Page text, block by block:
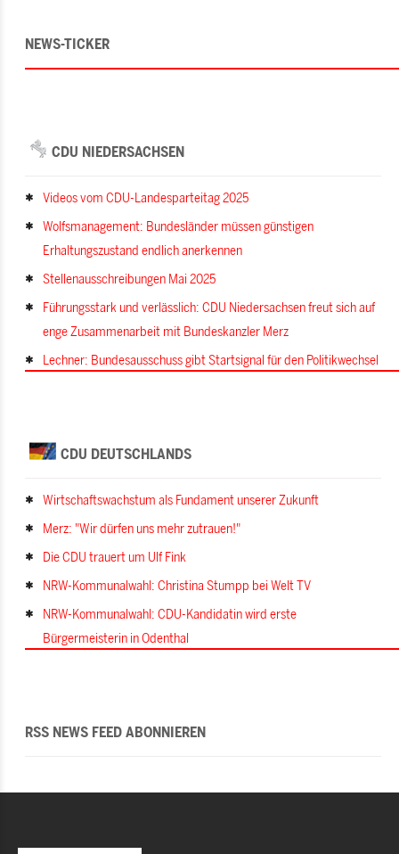
NEWS-TICKER
CDU NIEDERSACHSEN
Videos vom CDU-Landesparteitag 2025
Wolfsmanagement: Bundesländer müssen günstigen
Erhaltungszustand endlich anerkennen
Stellenausschreibungen Mai 2025
Führungsstark und verlässlich: CDU Niedersachsen freut sich auf
enge Zusammenarbeit mit Bundeskanzler Merz
Lechner: Bundesausschuss gibt Startsignal für den Politikwechsel
CDU DEUTSCHLANDS
Wirtschaftswachstum als Fundament unserer Zukunft
Merz: "Wir dürfen uns mehr zutrauen!"
Die CDU trauert um Ulf Fink
NRW-Kommunalwahl: Christina Stumpp bei Welt TV
NRW-Kommunalwahl: CDU-Kandidatin wird erste
Bürgermeisterin in Odenthal
RSS NEWS FEED ABONNIEREN